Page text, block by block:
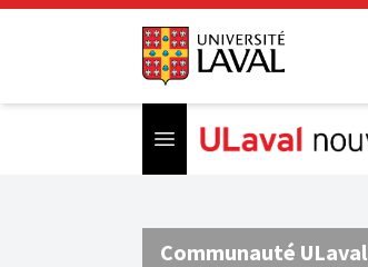
Open menu
Communauté ULaval